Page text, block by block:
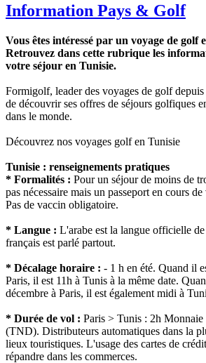
Information Pays & Golf
Vous êtes intéressé par un voyage de golf
Retrouvez dans cette rubrique les
votre séjour en Tunisie.
Formigolf, leader des voyages de golf
de découvrir ses offres de séjours golfiques
dans le monde.
Découvrez nos voyages golf en Tunisie
Tunisie : renseignements pratiques
* Formalités : Pour un séjour de moins de
pas nécessaire mais un passeport en cours
Pas de vaccin obligatoire.
* Langue : L'arabe est la langue officielle
français est parlé partout.
* Décalage horaire : - 1 h en été. Quand il
Paris, il est 11h à Tunis à la même date.
décembre à Paris, il est également midi à
* Durée de vol : Paris > Tunis : 2h
(TND). Distributeurs automatiques dans la
lieux touristiques. L'usage des cartes de
répandre dans les commerces.